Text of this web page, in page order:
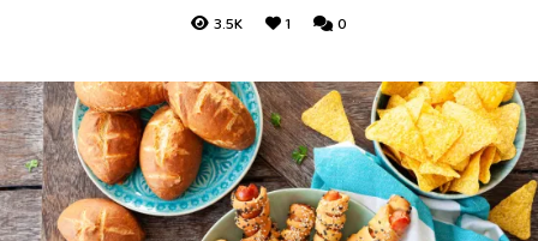
3.5K 1 0